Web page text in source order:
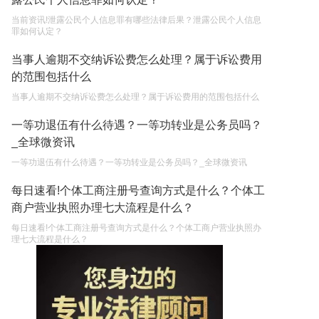
当前资讯!泄露公民个人信息罪有哪些法律后果？泄露公民个人信息
罪如何认定？
当事人逾期不交纳诉讼费怎么处理？属于诉讼费用
的范围包括什么
当事人逾期不交纳诉讼费怎么处理？属于诉讼费用的范围包括什么
一等功退伍有什么待遇？一等功转业是公务员吗？
_全球微资讯
一等功退伍有什么待遇？一等功转业是公务员吗？_全球微资讯
每日速看!个体工商注册号查询方式是什么？个体工
商户营业执照办理七大流程是什么？
每日速看!个体工商注册号查询方式是什么？个体工商户营业执照办
理七大流程是什么？